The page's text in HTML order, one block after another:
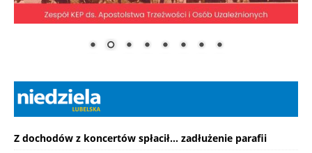
Z dochodów z koncertów spłacił... zadłużenie parafii